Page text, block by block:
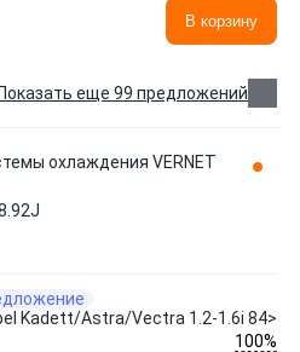
В корзину
Показать еще 99 предложений
охлаждения VERNET
Kadett/Astra/Vectra 1.2-1.6i 84>
100%